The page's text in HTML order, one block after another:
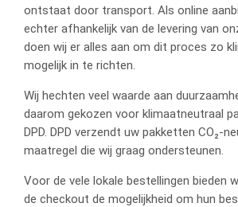
ontstaat door transport. Als online
echter afhankelijk van de levering van
doen wij er alles aan om dit proces zo
mogelijk in te richten.
Wij hechten veel waarde aan
daarom gekozen voor klimaatneutraal
DPD. DPD verzendt uw pakketten CO₂-
maatregel die wij graag ondersteunen.
Voor de vele lokale bestellingen bieden
de checkout de mogelijkheid om hun